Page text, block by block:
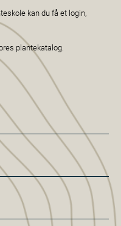
kan du få et login,
plantekatalog.